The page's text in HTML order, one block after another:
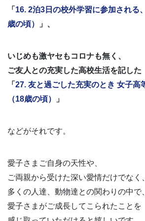
「 16. 2泊3日の校外学習に参加される
歳の頃）
」、
いじめも激ヤセもコロナも無く、
ご友人との充実した高校生活を記した
「 27. 友と過ごした充実のとき 女子高
（18歳の頃）
」
などがそれです。
愛子さまご自身の天性や、
ご両親から受けた深い愛情だけでなく、
多くの人達、動物達との関わりの中で、
愛子さまがご成長してこられたことを